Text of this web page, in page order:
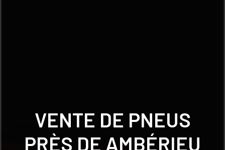
VENTE DE PNEUS
PRÈS DE AMBÉRIEU